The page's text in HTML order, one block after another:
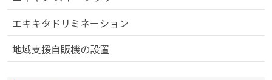
エキキタドリミネーション
地域支援自販機の設置